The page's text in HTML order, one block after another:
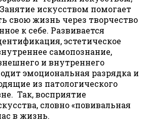
искусством помогает
свою жизнь через творчество
к себе. Развивается
эстетическое
самопознание,
и внутреннего
эмоциональная разрядка и
из патологического
Так, восприятие
словно «повивальная
в жизнь.